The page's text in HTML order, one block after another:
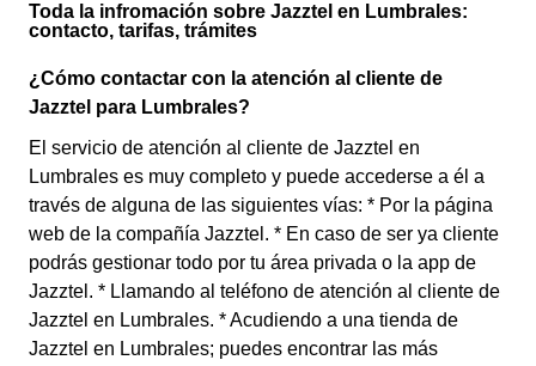
Toda la infromación sobre Jazztel en Lumbrales:
contacto, tarifas, trámites
¿Cómo contactar con la atención al cliente de
Jazztel para Lumbrales?
El servicio de atención al cliente de Jazztel en
Lumbrales es muy completo y puede accederse a él a
través de alguna de las siguientes vías: * Por la página
web de la compañía Jazztel. * En caso de ser ya cliente
podrás gestionar todo por tu área privada o la app de
Jazztel. * Llamando al teléfono de atención al cliente de
Jazztel en Lumbrales. * Acudiendo a una tienda de
Jazztel en Lumbrales; puedes encontrar las más